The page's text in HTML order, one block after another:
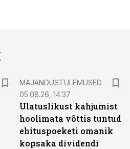
MAJANDUSTULEMUSED
05.08.26, 14:37
Ulatuslikust kahjumist
hoolimata võttis tuntud
ehituspoeketi omanik
kopsaka dividendi